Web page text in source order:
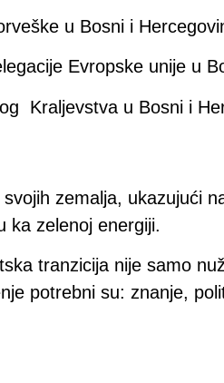
u Bosni i
Evropske unije u
Kraljevstva u Bosni i
zemalja, ukazujući
ka zelenoj energiji.
tranzicija nije samo
potrebni su: znanje,